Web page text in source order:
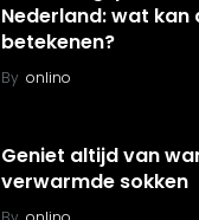
Nederland: wat kan
betekenen?
By onlino
Geniet altijd van
verwarmde sokken